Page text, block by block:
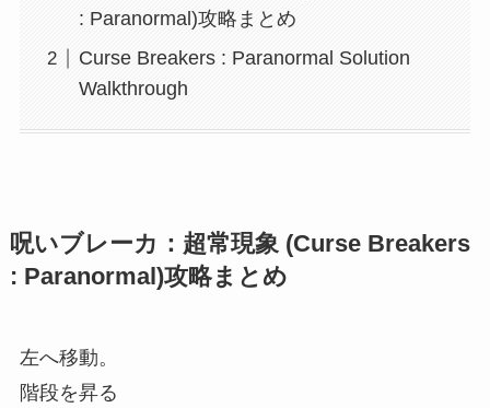
: Paranormal)攻略まとめ
Curse Breakers : Paranormal Solution
Walkthrough
呪いブレーカ：超常現象 (Curse Breakers
: Paranormal)攻略まとめ
左へ移動。
階段を昇る